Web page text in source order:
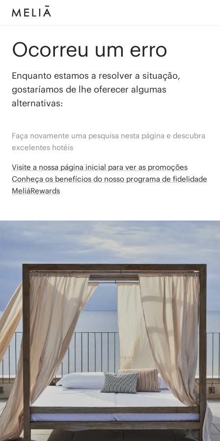
Ocorreu um erro
Enquanto estamos a resolver a situação,
gostaríamos de lhe oferecer algumas
alternativas:
Faça novamente uma pesquisa nesta página e descubra
excelentes hotéis
Visite a nossa página inicial para ver as promoções
Conheça os benefícios do nosso programa de fidelidade
MeliáRewards